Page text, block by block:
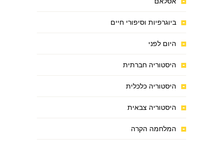
ביוגרפיות וסיפורי חיים
היום לפני
היסטוריה חברתית
היסטוריה כלכלית
היסטוריה צבאית
המלחמה הקרה